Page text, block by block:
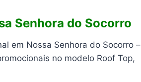
Senhora do Socorro
em Nossa Senhora do Socorro –
no modelo Roof Top,